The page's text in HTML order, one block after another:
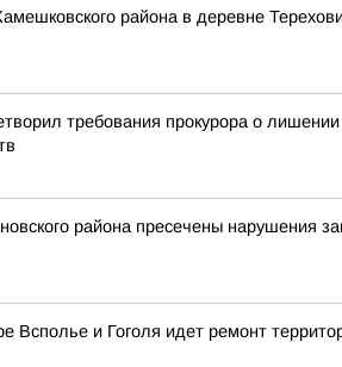
района в деревне
требования прокурора о
района пресечены нарушения
Всполье и Гоголя идет ремонт